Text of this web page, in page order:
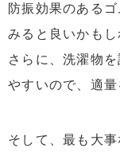
防振効果のある
みると良いかもし
さらに、洗濯物
やすいので、適量
そして、最も大